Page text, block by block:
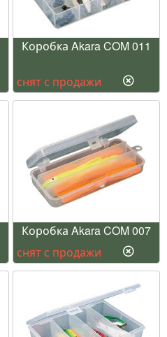
Коробка Akara COM 011
снят с продажи
Коробка Akara COM 007
снят с продажи